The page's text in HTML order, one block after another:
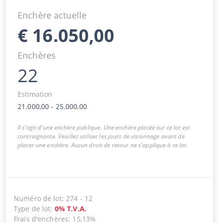
Enchère actuelle
€ 16.050,00
Enchères
22
Estimation
21.000,00 - 25.000,00
Il s'agit d'une enchère publique. Une enchère placée sur ce lot est
contraignante. Veuillez utiliser les jours de visionnage avant de
placer une enchère. Aucun droit de retour ne s'applique à ce lot.
Numéro de lot:274 - 12
Type de lot: 0% T.V.A.
Frais d'enchères: 15,13%